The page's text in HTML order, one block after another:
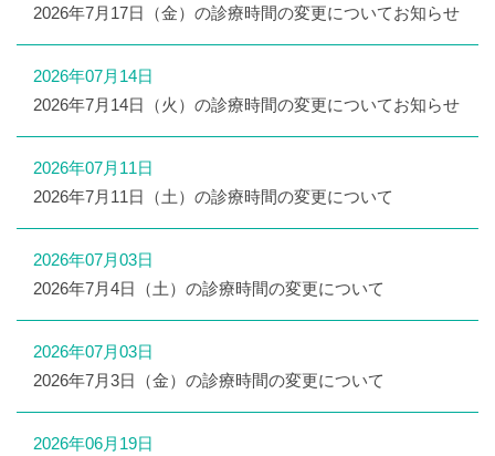
2026年7月17日（金）の診療時間の変更についてお知らせ
2026年07月14日
2026年7月14日（火）の診療時間の変更についてお知らせ
2026年07月11日
2026年7月11日（土）の診療時間の変更について
2026年07月03日
2026年7月4日（土）の診療時間の変更について
2026年07月03日
2026年7月3日（金）の診療時間の変更について
2026年06月19日